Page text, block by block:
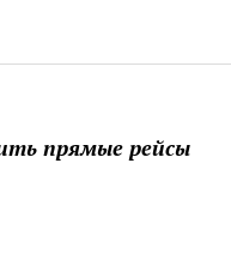
прямые рейсы